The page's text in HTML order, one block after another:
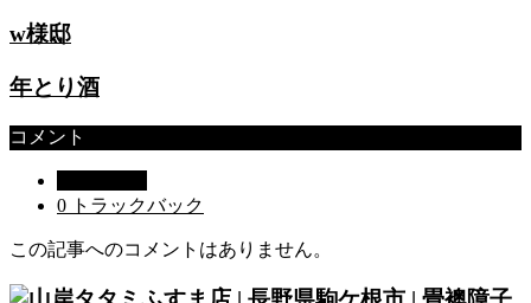
w様邸
年とり酒
コメント
0 トラックバック
この記事へのコメントはありません。